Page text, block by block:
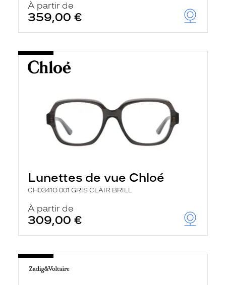
À partir de
359,00 €
Lunettes de vue Chloé
CH0341O 001 GRIS CLAIR BRILL
À partir de
309,00 €